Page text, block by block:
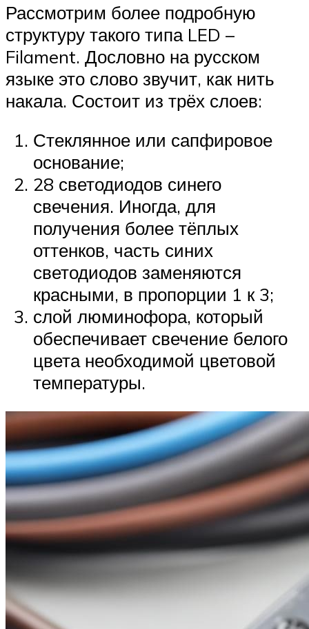
Рассмотрим более подробную
структуру такого типа LED –
Filament. Дословно на русском
языке это слово звучит, как нить
накала. Состоит из трёх слоев:
Стеклянное или сапфировое
основание;
28 светодиодов синего
свечения. Иногда, для
получения более тёплых
оттенков, часть синих
светодиодов заменяются
красными, в пропорции 1 к 3;
слой люминофора, который
обеспечивает свечение белого
цвета необходимой цветовой
температуры.